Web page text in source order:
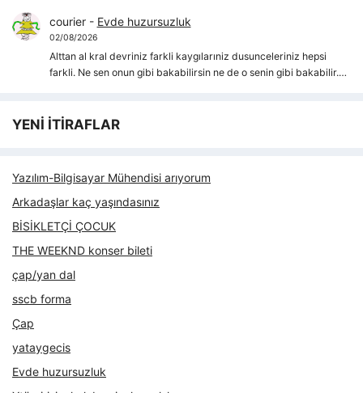
courier- Evde huzursuzluk
02/08/2026
Alttan al kral devriniz farkli kaygılarıniz dusunceleriniz hepsi
farkli. Ne sen onun gibi bakabilirsin ne de o senin gibi bakabilir.…
YENİ İTİRAFLAR
Yazılım-Bilgisayar Mühendisi arıyorum
Arkadaşlar kaç yaşındasınız
BİSİKLETÇİ ÇOCUK
THE WEEKND konser bileti
çap/yan dal
sscb forma
Çap
yataygecis
Evde huzursuzluk